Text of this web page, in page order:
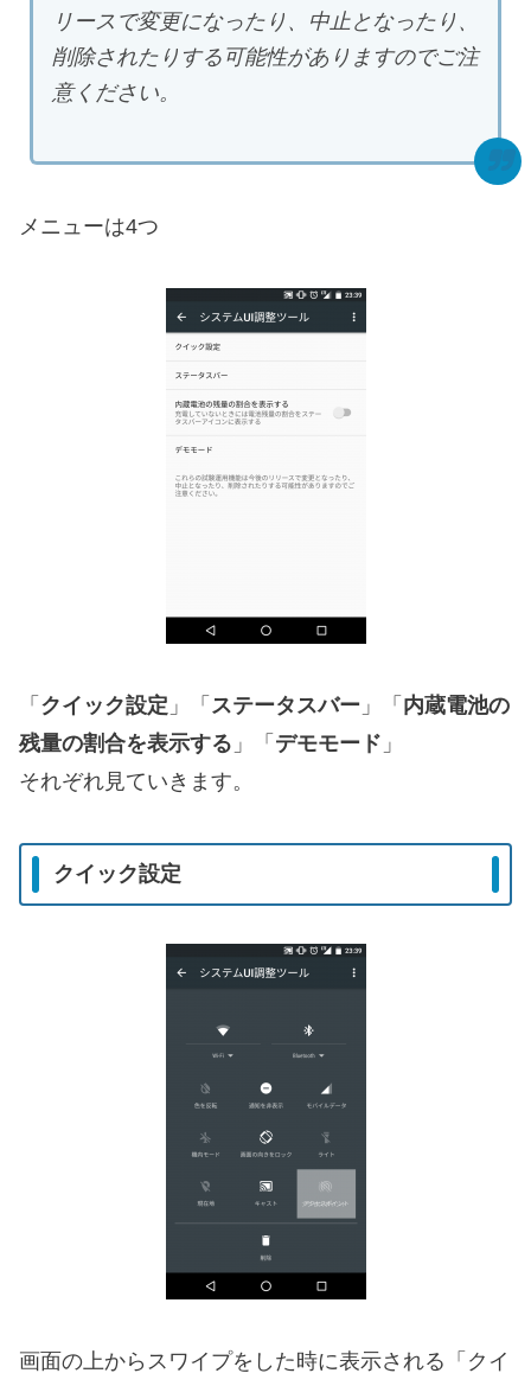
リースで変更になったり、中止となったり、
削除されたりする可能性がありますのでご注
意ください。
メニューは4つ
「 クイック設定 」「 ステータスバー 」「 内蔵電池の
残量の割合を表示する 」「 デモモード 」
それぞれ見ていきます。
クイック設定
画面の上からスワイプをした時に表示される「クイ